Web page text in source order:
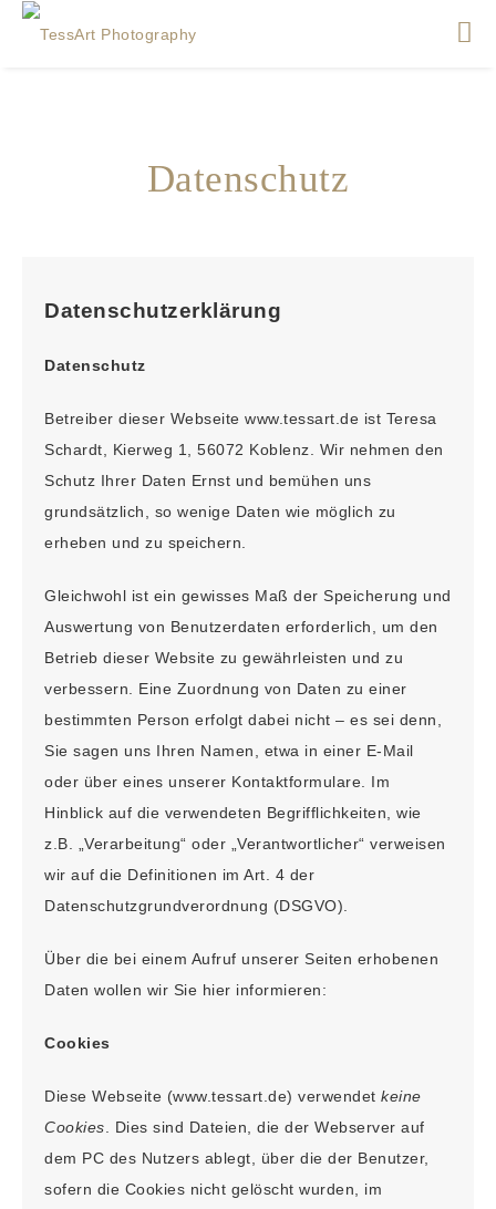
Datenschutz
Datenschutzerklärung
Datenschutz
Betreiber dieser Webseite www.tessart.de ist Teresa
Schardt, Kierweg 1, 56072 Koblenz. Wir nehmen den
Schutz Ihrer Daten Ernst und bemühen uns
grundsätzlich, so wenige Daten wie möglich zu
erheben und zu speichern.
Gleichwohl ist ein gewisses Maß der Speicherung und
Auswertung von Benutzerdaten erforderlich, um den
Betrieb dieser Website zu gewährleisten und zu
verbessern. Eine Zuordnung von Daten zu einer
bestimmten Person erfolgt dabei nicht – es sei denn,
Sie sagen uns Ihren Namen, etwa in einer E-Mail
oder über eines unserer Kontaktformulare. Im
Hinblick auf die verwendeten Begrifflichkeiten, wie
z.B. „Verarbeitung“ oder „Verantwortlicher“ verweisen
wir auf die Definitionen im Art. 4 der
Datenschutzgrundverordnung (DSGVO).
Über die bei einem Aufruf unserer Seiten erhobenen
Daten wollen wir Sie hier informieren:
Cookies
Diese Webseite (www.tessart.de) verwendet keine
Cookies . Dies sind Dateien, die der Webserver auf
dem PC des Nutzers ablegt, über die der Benutzer,
sofern die Cookies nicht gelöscht wurden, im